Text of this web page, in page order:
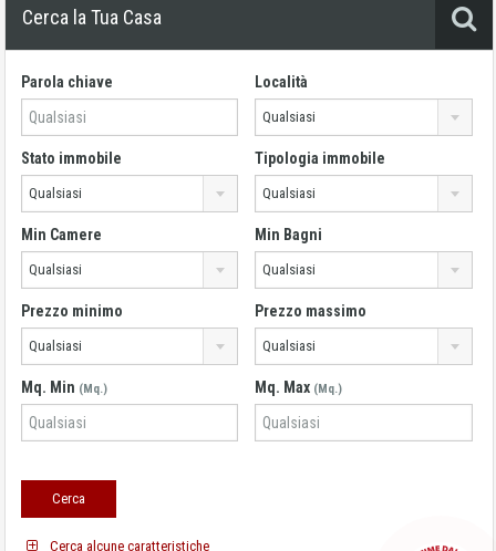
Cerca la Tua Casa
Parola chiave Località
Qualsiasi
Stato immobile
Qualsiasi
Tipologia immobile
Qualsiasi
Min Camere
Qualsiasi
Min Bagni
Qualsiasi
Prezzo minimo
Qualsiasi
Prezzo massimo
Qualsiasi
Mq. Min (Mq.) Mq. Max (Mq.)
Cerca alcune caratteristiche